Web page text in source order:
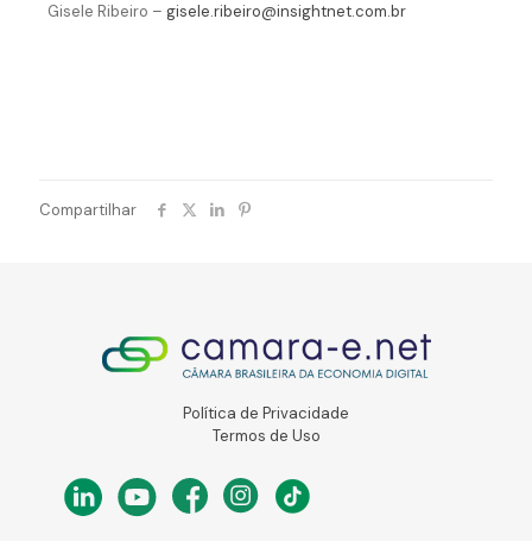
Gisele Ribeiro – gisele.ribeiro@insightnet.com.br
Compartilhar
Política de Privacidade
Termos de Uso